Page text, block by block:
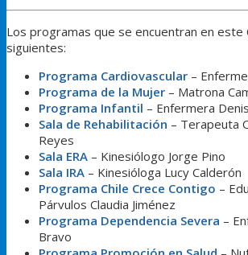
Los programas que se encuentran en este
siguientes:
Programa Cardiovascular –
Programa de la Mujer – Matrona
Programa Infantil – Enfermera
Sala de Rehabilitación – Terapeuta
Reyes
Sala ERA – Kinesiólogo Jorge Pino
Sala IRA – Kinesióloga Lucy Calderón
Programa Chile Crece Contigo –
Párvulos Claudia Jiménez
Programa Dependencia Severa –
Bravo